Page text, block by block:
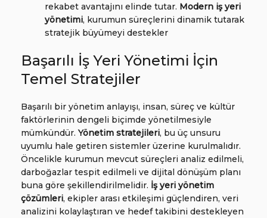
rekabet avantajını elinde tutar. Modern iş yeri
yönetimi, kurumun süreçlerini dinamik tutarak
stratejik büyümeyi destekler
Başarılı İş Yeri Yönetimi İçin
Temel Stratejiler
Başarılı bir yönetim anlayışı, insan, süreç ve kültür
faktörlerinin dengeli biçimde yönetilmesiyle
mümkündür.Yönetim stratejileri, bu üç unsuru
uyumlu hale getiren sistemler üzerine kurulmalıdır.
Öncelikle kurumun mevcut süreçleri analiz edilmeli,
darboğazlar tespit edilmeli ve dijital dönüşüm planı
buna göre şekillendirilmelidir. İş yeri yönetim
çözümleri, ekipler arası etkileşimi güçlendiren, veri
analizini kolaylaştıran ve hedef takibini destekleyen